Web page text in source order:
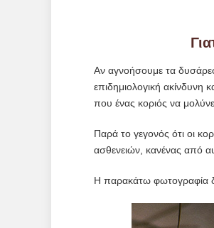
Αν αγνοήσουμε τα
επιδημιολογική
που ένας κοριός να
Παρά το γεγονός ότι οι
ασθενειών, κανένας από
Η παρακάτω φωτογραφία